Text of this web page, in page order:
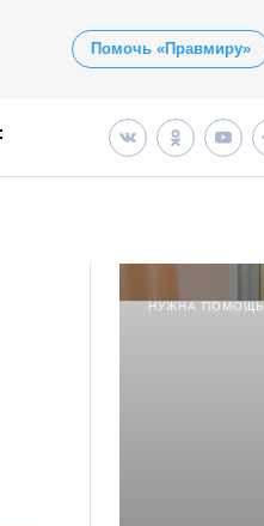
Помочь «Правмиру»
НУЖНА ПОМОЩЬ